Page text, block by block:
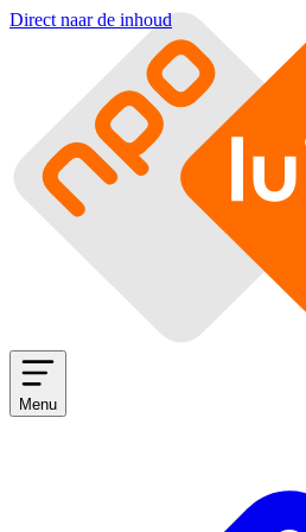
Direct naar de inhoud
Menu